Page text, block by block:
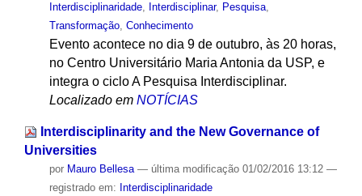
Interdisciplinaridade, Interdisciplinar, Pesquisa,
Transformação, Conhecimento
Evento acontece no dia 9 de outubro, às 20 horas,
no Centro Universitário Maria Antonia da USP, e
integra o ciclo A Pesquisa Interdisciplinar.
Localizado em NOTÍCIAS
Interdisciplinarity and the New Governance of
Universities
por Mauro Bellesa — última modificação01/02/2016 13:12 —
registrado em: Interdisciplinaridade